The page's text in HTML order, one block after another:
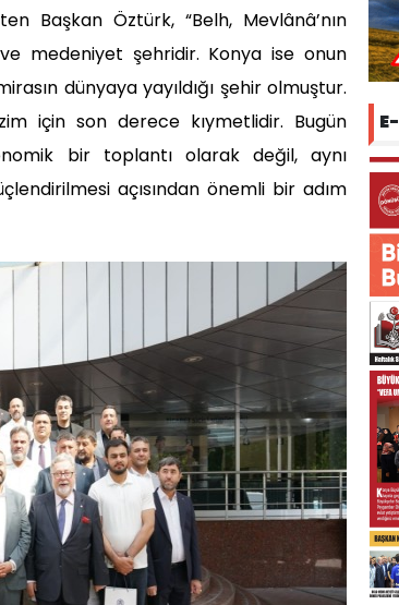
Başkan Öztürk, “Belh, Mevlânâ’nın
medeniyet şehridir. Konya ise onun
dünyaya yayıldığı şehir olmuştur.
için son derece kıymetlidir. Bugün
bir toplantı olarak değil, aynı
açısından önemli bir adım
E-